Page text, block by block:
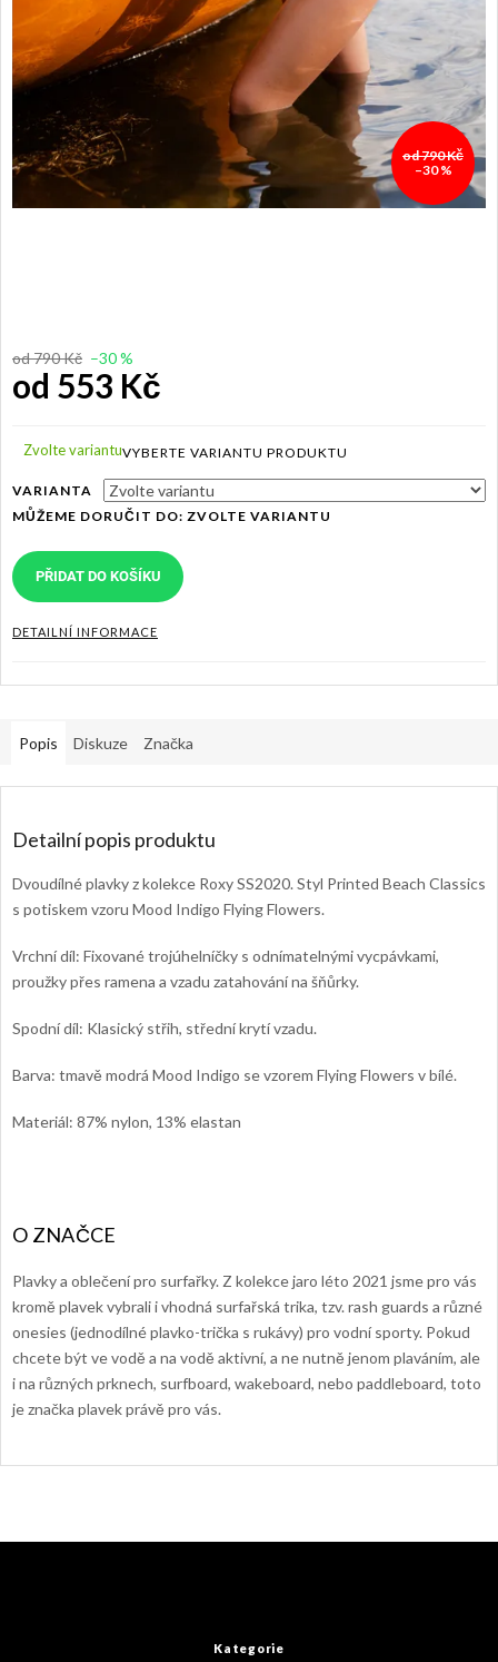
od 790 Kč
–30 %
od 790 Kč –30 %
od 553 Kč
cena:
Zvolte variantu
VARIANTA
MŮŽEME DORUČIT DO: ZVOLTE VARIANTU
PŘIDAT DO KOŠÍKU
DETAILNÍ INFORMACE
Popis Diskuze Značka
Detailní popis produktu
Dvoudílné plavky z kolekce Roxy SS2020. Styl Printed Beach Classics
s potiskem vzoru Mood Indigo Flying Flowers.
Vrchní díl: Fixované trojúhelníčky s odnímatelnými vycpávkami,
proužky přes ramena a vzadu zatahování na šňůrky.
Spodní díl: Klasický střih, střední krytí vzadu.
Barva: tmavě modrá Mood Indigo se vzorem Flying Flowers v bílé.
Materiál: 87% nylon, 13% elastan
Plavky a oblečení pro surfařky. Z kolekce jaro léto 2021 jsme pro vás
kromě plavek vybrali i vhodná surfařská trika, tzv. rash guards a různé
onesies (jednodílné plavko-trička s rukávy) pro vodní sporty. Pokud
chcete být ve vodě a na vodě aktivní, a ne nutně jenom plaváním, ale
i na různých prknech, surfboard, wakeboard, nebo paddleboard, toto
je značka plavek právě pro vás.
Kategorie